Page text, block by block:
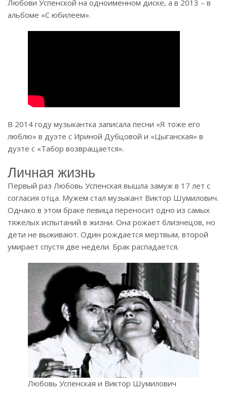
Любови Успенской на одноименном диске, а в 2013 – в
альбоме «С юбилеем».
В 2014 году музыкантка записала песни «Я тоже его
люблю» в дуэте с Ириной Дубцовой и «Цыганская» в
дуэте с «Табор возвращается».
Личная жизнь
Первый раз Любовь Успенская вышла замуж в 17 лет с
согласия отца. Мужем стал музыкант Виктор Шумилович.
Однако в этом браке певица переносит одно из самых
тяжелых испытаний в жизни. Она рожает близнецов, но
дети не выживают. Один рождается мертвым, второй
умирает спустя две недели. Брак распадается.
Любовь Успенская и Виктор Шумилович